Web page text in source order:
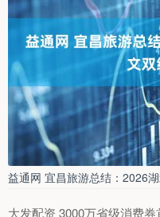
益通网 宜昌旅游总结：2026
大发配资 3000万省级消费